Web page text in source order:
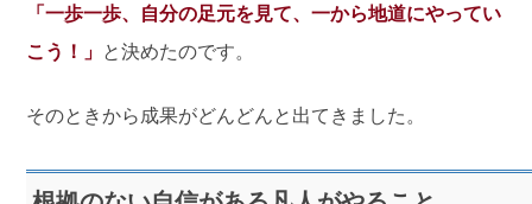
「一歩一歩、自分の足元を見て、一から地道にやってい
こう！」 と決めたのです。
そのときから成果がどんどんと出てきました。